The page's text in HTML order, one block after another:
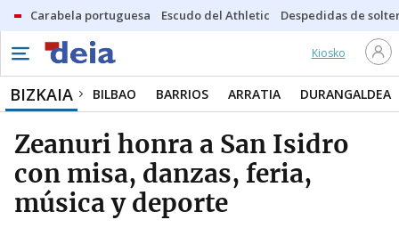
Carabela portuguesa Escudo del Athletic Despedidas de
Kiosko
BIZKAIA BILBAO BARRIOS ARRATIA DURANGALDEA
Zeanuri honra a San Isidro
con misa, danzas, feria,
música y deporte